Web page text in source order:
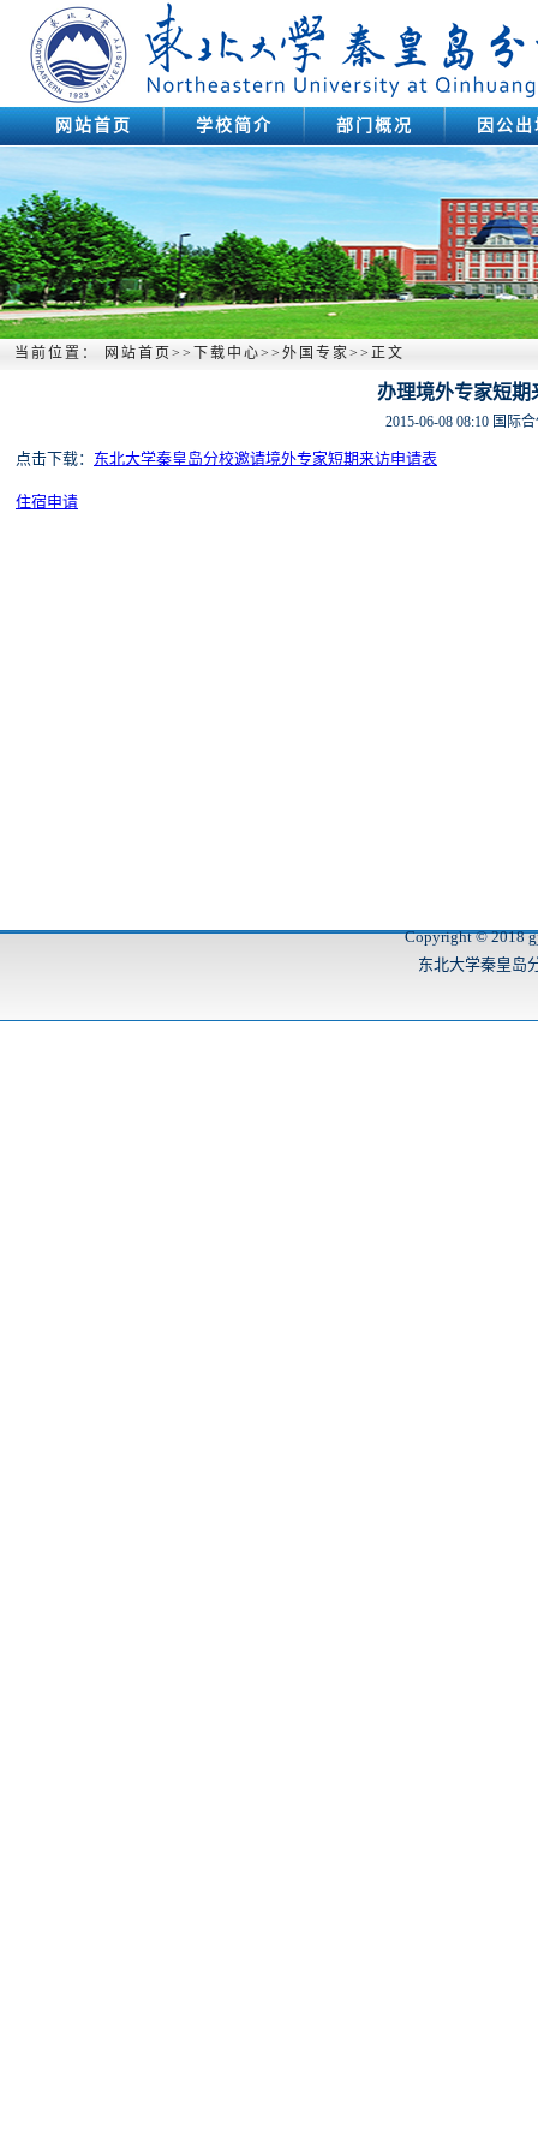
网站首页 学校简介 部门概况 因公
当前位置： 网站首页 >> 下载中心>> 外国专家>> 正文
办理境外专家短期
2015-06-08 08:10 国际
点击下载： 东北大学秦皇岛分校邀请境外专家短期来访申请表
住宿申请
Copyright © 2018
东北大学秦皇岛